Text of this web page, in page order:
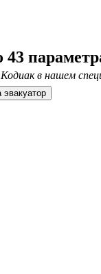
в нашем
заявка на эвакуатор